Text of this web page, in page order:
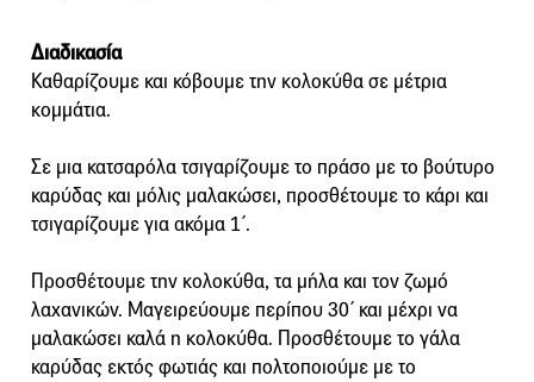
Διαδικασία
Καθαρίζουμε και κόβουμε την κολοκύθα σε μέτρια
κομμάτια.
Σε μια κατσαρόλα τσιγαρίζουμε το πράσο με το βούτυρο
καρύδας και μόλις μαλακώσει, προσθέτουμε το κάρι και
τσιγαρίζουμε για ακόμα 1΄.
Προσθέτουμε την κολοκύθα, τα μήλα και τον ζωμό
λαχανικών. Μαγειρεύουμε περίπου 30΄ και μέχρι να
μαλακώσει καλά η κολοκύθα. Προσθέτουμε το γάλα
καρύδας εκτός φωτιάς και πολτοποιούμε με το